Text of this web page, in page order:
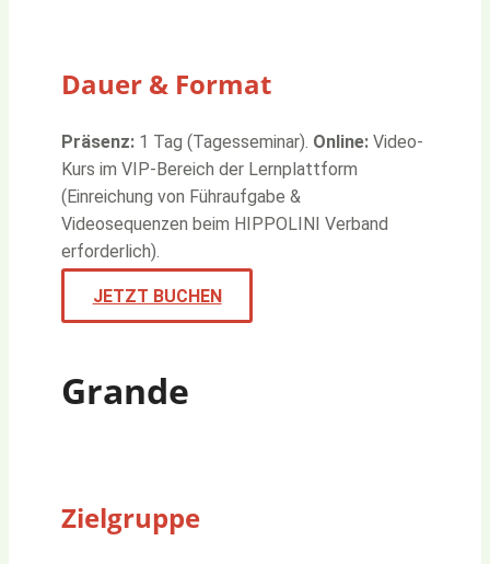
Dauer & Format
Präsenz: 1 Tag (Tagesseminar). Online: Video-
Kurs im VIP-Bereich der Lernplattform
(Einreichung von Führaufgabe &
Videosequenzen beim HIPPOLINI Verband
erforderlich).
JETZT BUCHEN
Grande
Zielgruppe